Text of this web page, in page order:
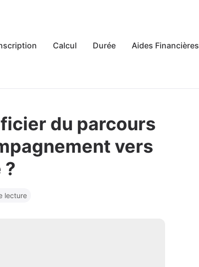
Calcul Durée Aides Financières
du parcours
vers
?
lecture